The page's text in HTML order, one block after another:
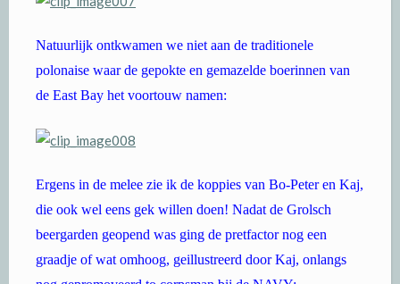
Natuurlijk ontkwamen we niet aan de traditionele
polonaise waar de gepokte en gemazelde boerinnen van
de East Bay het voortouw namen:
Ergens in de melee zie ik de koppies van Bo-Peter en Kaj,
die ook wel eens gek willen doen! Nadat de Grolsch
beergarden geopend was ging de pretfactor nog een
graadje of wat omhoog, geillustreerd door Kaj, onlangs